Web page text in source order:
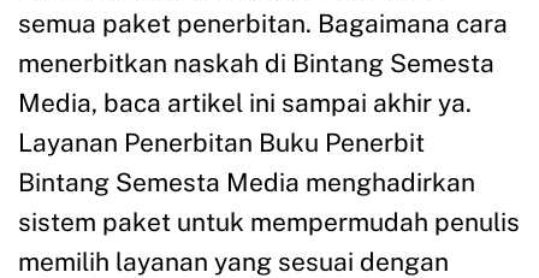
semua paket penerbitan. Bagaimana cara
menerbitkan naskah di Bintang Semesta
Media, baca artikel ini sampai akhir ya.
Layanan Penerbitan Buku Penerbit
Bintang Semesta Media menghadirkan
sistem paket untuk mempermudah penulis
memilih layanan yang sesuai dengan